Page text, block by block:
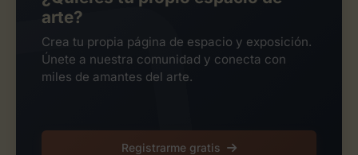
arte?
Crea tu propia página de espacio y exposición.
Únete a nuestra comunidad y conecta con
miles de amantes del arte.
Registrarme gratis